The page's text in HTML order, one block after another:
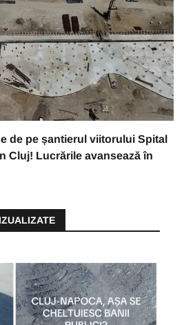
de pe șantierul viitorului Spital
Cluj! Lucrările avansează în